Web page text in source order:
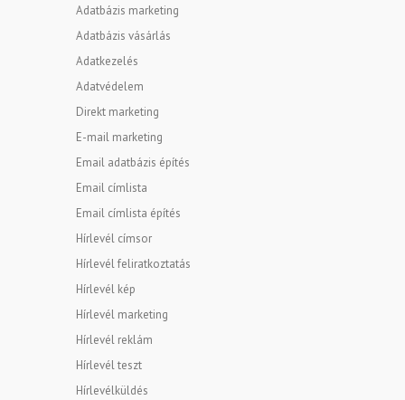
Adatbázis marketing
Adatbázis vásárlás
Adatkezelés
Adatvédelem
Direkt marketing
E-mail marketing
Email adatbázis építés
Email címlista
Email címlista építés
Hírlevél címsor
Hírlevél feliratkoztatás
Hírlevél kép
Hírlevél marketing
Hírlevél reklám
Hírlevél teszt
Hírlevélküldés